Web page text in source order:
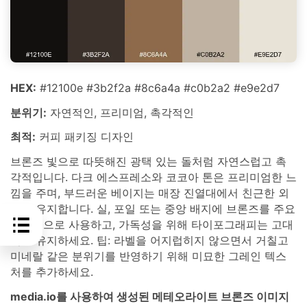
HEX: #12100e #3b2f2a #8c6a4a #c0b2a2 #e9e2d7
분위기: 자연적인, 프리미엄, 촉각적인
최적: 커피 패키징 디자인
브론즈 빛으로 따뜻해진 광택 있는 돌처럼 자연스럽고 촉
각적입니다. 다크 에스프레소와 코코아 톤은 프리미엄한 느
낌을 주며, 부드러운 베이지는 매장 진열대에서 친근한 외
관을 유지합니다. 실, 포일 또는 중앙 배지에 브론즈를 주요
강조색으로 사용하고, 가독성을 위해 타이포그래피는 고대
비로 유지하세요. 팁: 라벨을 어지럽히지 않으면서 거칠고
미네랄 같은 분위기를 반영하기 위해 미묘한 그레인 텍스
처를 추가하세요.
media.io를 사용하여 생성된 메테오라이트 브론즈 이미지